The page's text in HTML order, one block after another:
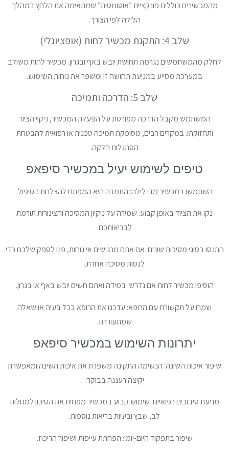
מהמכשירים כוללים פונקציית ”אוטומטית” שמתאימה את הלחץ במהלך
הלילה לפי הצורך.
שלב 4: התקנת מכשיר לחות (אופציונלי)
לחלק מהמשתמשים נגרמת תחושת יובש באף ובגרון. מכשיר לחות משולב
במערכת מסייע במניעת תחושה זו ומשפר את נוחות השימוש.
שלב 5: הדרכה ותמיכה
המשתמש מקבל הדרכה מפורטת על הפעלת המכשיר, ניקוי הציוד
ותחזוקתו. במקרים רבים, מסופקת תמיכה טכנית או רפואית להבטחת
הסתגלות חלקה.
טיפים לשימוש יעיל במכשיר סיפאפ
השתמשו במכשיר מדי לילה: התמדה היא המפתח להצלחת הטיפול.
נקו את הציוד באופן קבוע: שמירה על ניקיון המסיכה והצינורות תורמת
לבריאותכם.
התנסו בסוגי מסיכות שונים: אם אתם מרגישים אי נוחות, פנו לספק שלכם כדי
לנסות מסיכה אחרת.
הוסיפו מכשיר לחות אם נדרש: במידה ואתם חשים יובש באף או בגרון.
שמרו על תקשורת עם הרופא: עדכנו את הרופא בכל בעיה או שאלה
שמתעוררת.
יתרונות השימוש במכשיר סיפאפ
שיפור איכות השינה: הנשימה התקינה משפרת את איכות השינה ומאפשרת
יקיצה רעננה בבוקר.
מניעת סיבוכים רפואיים: שימוש קבוע במכשיר מפחית את הסיכון למחלות
לב, שבץ ובעיות בריאות נוספות.
שיפור בתפקוד היום-יומי: הפחתת עייפות ושיפור הריכוז.